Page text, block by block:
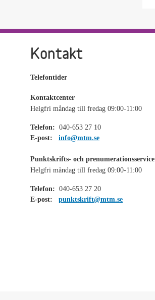
Kontakt
Telefontider
Kontaktcenter
Helgfri måndag till fredag 09:00-11:00
Telefon: 040-653 27 10
E-post:
info@mtm.se
Punktskrifts- och prenumerationsservice
Helgfri måndag till fredag 09:00-11:00
Telefon: 040-653 27 20
E-post:
punktskrift@mtm.se